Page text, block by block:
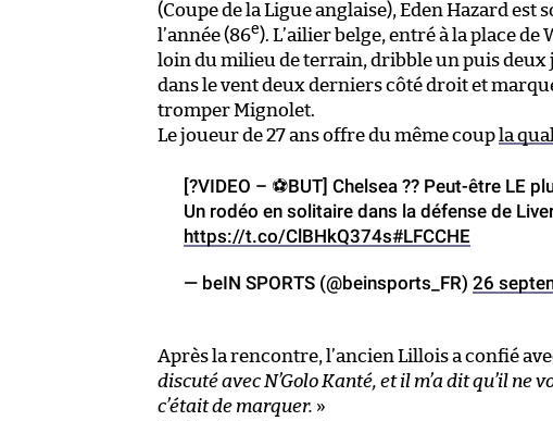
(Coupe de la Ligue anglaise), Eden Hazard
l’année (86e). L’ailier belge, entré à la place de
loin du milieu de terrain, dribble un puis
dans le vent deux derniers côté droit et
tromper Mignolet.
Le joueur de 27 ans offre du même coup la
[?️VIDEO – ⚽️BUT] Chelsea ?? Peut-être LE
Un rodéo en solitaire dans la défense de
https://t.co/ClBHkQ374s#LFCCHE
— beIN SPORTS (@beinsports_FR) 26
Après la rencontre, l’ancien Lillois a confié
discuté avec N’Golo Kanté, et il m’a dit qu’il
c’était de marquer. »